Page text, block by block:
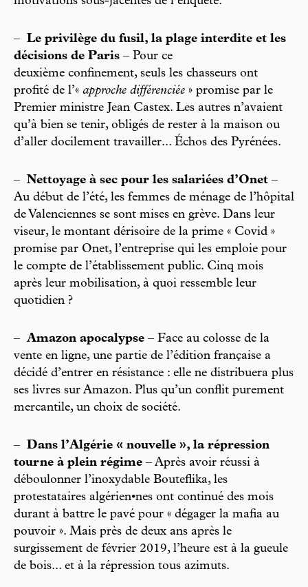
– Le privilège du fusil, la plage interdite et les
décisions de Paris – Pour ce
deuxième confinement, seuls les chasseurs ont
profité de l’« approche différenciée » promise par le
Premier ministre Jean Castex. Les autres n’avaient
qu’à bien se tenir, obligés de rester à la maison ou
d’aller docilement travailler... Échos des Pyrénées.
– Nettoyage à sec pour les salariées d’Onet –
Au début de l’été, les femmes de ménage de l’hôpital
de Valenciennes se sont mises en grève. Dans leur
viseur, le montant dérisoire de la prime « Covid »
promise par Onet, l’entreprise qui les emploie pour
le compte de l’établissement public. Cinq mois
après leur mobilisation, à quoi ressemble leur
quotidien ?
– Amazon apocalypse – Face au colosse de la
vente en ligne, une partie de l’édition française a
décidé d’entrer en résistance : elle ne distribuera plus
ses livres sur Amazon. Plus qu’un conflit purement
mercantile, un choix de société.
– Dans l’Algérie « nouvelle », la répression
tourne à plein régime – Après avoir réussi à
déboulonner l’inoxydable Bouteflika, les
protestataires algérien•nes ont continué des mois
durant à battre le pavé pour « dégager la mafia au
pouvoir ». Mais près de deux ans après le
surgissement de février 2019, l’heure est à la gueule
de bois... et à la répression tous azimuts.